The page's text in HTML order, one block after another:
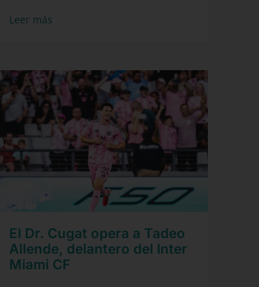
Leer más
El Dr. Cugat opera a Tadeo
Allende, delantero del Inter
Miami CF